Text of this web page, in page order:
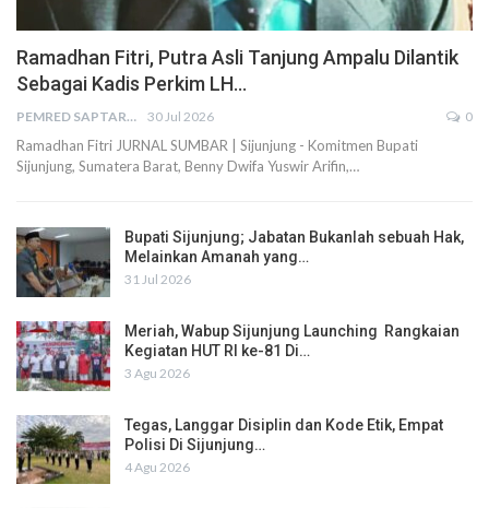
Ramadhan Fitri, Putra Asli Tanjung Ampalu Dilantik
Sebagai Kadis Perkim LH…
PEMRED SAPTARIUS 30 Jul 2026 0
Ramadhan Fitri JURNAL SUMBAR | Sijunjung - Komitmen Bupati
Sijunjung, Sumatera Barat, Benny Dwifa Yuswir Arifin,…
Bupati Sijunjung; Jabatan Bukanlah sebuah Hak,
Melainkan Amanah yang…
31 Jul 2026
Meriah, Wabup Sijunjung Launching Rangkaian
Kegiatan HUT RI ke-81 Di…
3 Agu 2026
Tegas, Langgar Disiplin dan Kode Etik, Empat
Polisi Di Sijunjung…
4 Agu 2026